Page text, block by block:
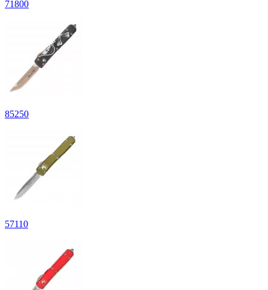
71800
85250
57110